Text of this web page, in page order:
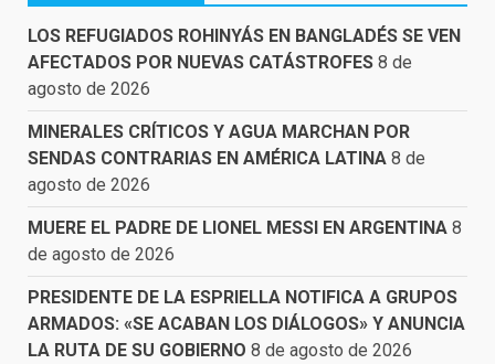
LOS REFUGIADOS ROHINYÁS EN BANGLADÉS SE VEN
AFECTADOS POR NUEVAS CATÁSTROFES 8 de
agosto de 2026
MINERALES CRÍTICOS Y AGUA MARCHAN POR
SENDAS CONTRARIAS EN AMÉRICA LATINA 8 de
agosto de 2026
MUERE EL PADRE DE LIONEL MESSI EN ARGENTINA 8
de agosto de 2026
PRESIDENTE DE LA ESPRIELLA NOTIFICA A GRUPOS
ARMADOS: «SE ACABAN LOS DIÁLOGOS» Y ANUNCIA
LA RUTA DE SU GOBIERNO 8 de agosto de 2026